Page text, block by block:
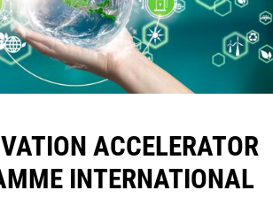
ACCELERATOR
INTERNATIONAL